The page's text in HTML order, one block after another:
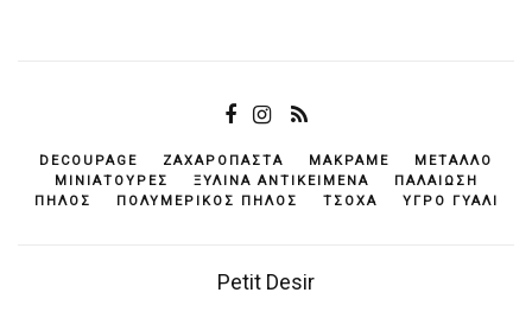
DECOUPAGE ΖΑΧΑΡΌΠΑΣΤΑ ΜΑΚΡΑΜΈ
ΜΈΤΑΛΛΟ
ΜΙΝΙΑΤΟΎΡΕΣ
ΞΎΛΙΝΑ ΑΝΤΙΚΕΊΜΕΝΆ
ΠΑΛΑΊΩΣΗ
ΠΗΛΌΣ
ΠΟΛΥΜΕΡΙΚΌΣ ΠΗΛΌΣ ΤΣΌΧΑ ΥΓΡΌ ΓΥΑΛΊ
Petit Desir